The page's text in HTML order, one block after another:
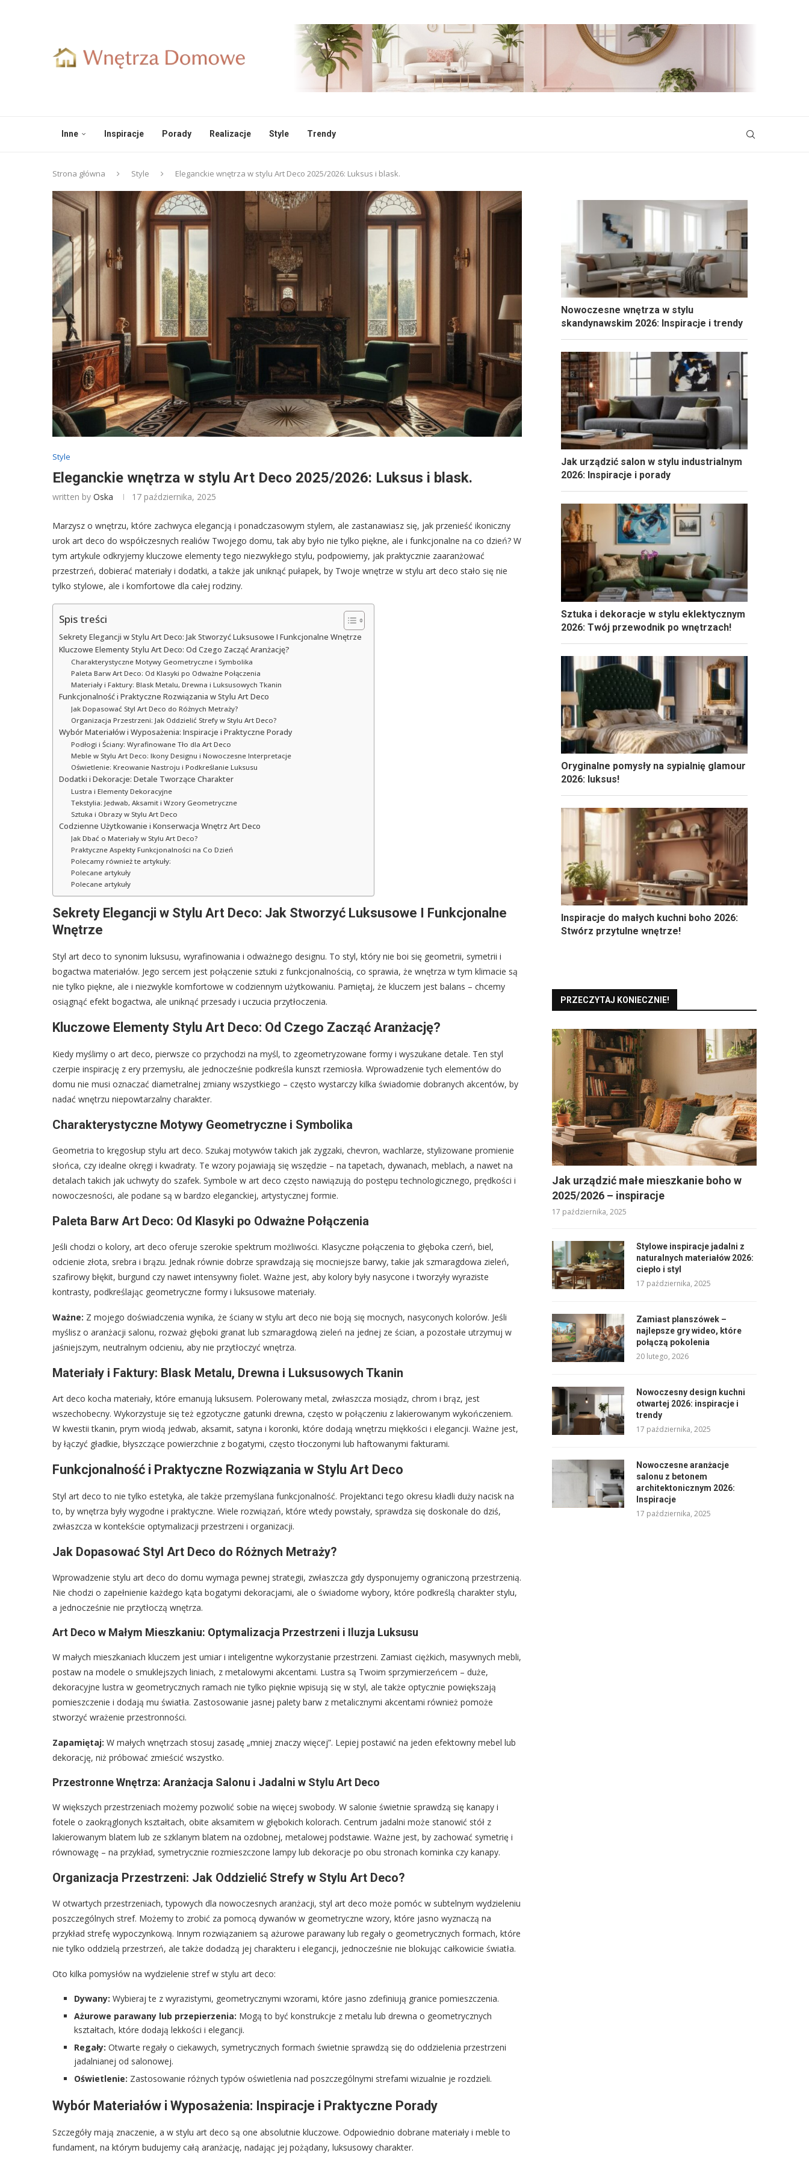
Inne Inspiracje Porady Realizacje Style Trendy
Strona główna Style Eleganckie wnętrza w stylu Art Deco 2025/2026: Luksus i blask.
Style
Eleganckie wnętrza w stylu Art Deco 2025/2026: Luksus i blask.
written by Oska 17 października, 2025
Marzysz o wnętrzu, które zachwyca elegancją i ponadczasowym stylem, ale zastanawiasz się, jak przenieść ikoniczny
urok art deco do współczesnych realiów Twojego domu, tak aby było nie tylko piękne, ale i funkcjonalne na co dzień? W
tym artykule odkryjemy kluczowe elementy tego niezwykłego stylu, podpowiemy, jak praktycznie zaaranżować
przestrzeń, dobierać materiały i dodatki, a także jak uniknąć pułapek, by Twoje wnętrze w stylu art deco stało się nie
tylko stylowe, ale i komfortowe dla całej rodziny.
Spis treści
Sekrety Elegancji w Stylu Art Deco: Jak Stworzyć Luksusowe I Funkcjonalne Wnętrze
Kluczowe Elementy Stylu Art Deco: Od Czego Zacząć Aranżację?
Charakterystyczne Motywy Geometryczne i Symbolika
Paleta Barw Art Deco: Od Klasyki po Odważne Połączenia
Materiały i Faktury: Blask Metalu, Drewna i Luksusowych Tkanin
Funkcjonalność i Praktyczne Rozwiązania w Stylu Art Deco
Jak Dopasować Styl Art Deco do Różnych Metraży?
Organizacja Przestrzeni: Jak Oddzielić Strefy w Stylu Art Deco?
Wybór Materiałów i Wyposażenia: Inspiracje i Praktyczne Porady
Podłogi i Ściany: Wyrafinowane Tło dla Art Deco
Meble w Stylu Art Deco: Ikony Designu i Nowoczesne Interpretacje
Oświetlenie: Kreowanie Nastroju i Podkreślanie Luksusu
Dodatki i Dekoracje: Detale Tworzące Charakter
Lustra i Elementy Dekoracyjne
Tekstylia: Jedwab, Aksamit i Wzory Geometryczne
Sztuka i Obrazy w Stylu Art Deco
Codzienne Użytkowanie i Konserwacja Wnętrz Art Deco
Jak Dbać o Materiały w Stylu Art Deco?
Praktyczne Aspekty Funkcjonalności na Co Dzień
Polecamy również te artykuły:
Polecane artykuły
Polecane artykuły
Sekrety Elegancji w Stylu Art Deco: Jak Stworzyć Luksusowe I Funkcjonalne
Wnętrze
Styl art deco to synonim luksusu, wyrafinowania i odważnego designu. To styl, który nie boi się geometrii, symetrii i
bogactwa materiałów. Jego sercem jest połączenie sztuki z funkcjonalnością, co sprawia, że wnętrza w tym klimacie są
nie tylko piękne, ale i niezwykle komfortowe w codziennym użytkowaniu. Pamiętaj, że kluczem jest balans – chcemy
osiągnąć efekt bogactwa, ale uniknąć przesady i uczucia przytłoczenia.
Kluczowe Elementy Stylu Art Deco: Od Czego Zacząć Aranżację?
Kiedy myślimy o art deco, pierwsze co przychodzi na myśl, to zgeometryzowane formy i wyszukane detale. Ten styl
czerpie inspirację z ery przemysłu, ale jednocześnie podkreśla kunszt rzemiosła. Wprowadzenie tych elementów do
domu nie musi oznaczać diametralnej zmiany wszystkiego – często wystarczy kilka świadomie dobranych akcentów, by
nadać wnętrzu niepowtarzalny charakter.
Charakterystyczne Motywy Geometryczne i Symbolika
Geometria to kręgosłup stylu art deco. Szukaj motywów takich jak zygzaki, chevron, wachlarze, stylizowane promienie
słońca, czy idealne okręgi i kwadraty. Te wzory pojawiają się wszędzie – na tapetach, dywanach, meblach, a nawet na
detalach takich jak uchwyty do szafek. Symbole w art deco często nawiązują do postępu technologicznego, prędkości i
nowoczesności, ale podane są w bardzo eleganckiej, artystycznej formie.
Paleta Barw Art Deco: Od Klasyki po Odważne Połączenia
Jeśli chodzi o kolory, art deco oferuje szerokie spektrum możliwości. Klasyczne połączenia to głęboka czerń, biel,
odcienie złota, srebra i brązu. Jednak równie dobrze sprawdzają się mocniejsze barwy, takie jak szmaragdowa zieleń,
szafirowy błękit, burgund czy nawet intensywny fiolet. Ważne jest, aby kolory były nasycone i tworzyły wyraziste
kontrasty, podkreślając geometryczne formy i luksusowe materiały.
Ważne: Z mojego doświadczenia wynika, że ściany w stylu art deco nie boją się mocnych, nasyconych kolorów. Jeśli
myślisz o aranżacji salonu, rozważ głęboki granat lub szmaragdową zieleń na jednej ze ścian, a pozostałe utrzymuj w
jaśniejszym, neutralnym odcieniu, aby nie przytłoczyć wnętrza.
Materiały i Faktury: Blask Metalu, Drewna i Luksusowych Tkanin
Art deco kocha materiały, które emanują luksusem. Polerowany metal, zwłaszcza mosiądz, chrom i brąz, jest
wszechobecny. Wykorzystuje się też egzotyczne gatunki drewna, często w połączeniu z lakierowanym wykończeniem.
W kwestii tkanin, prym wiodą jedwab, aksamit, satyna i koronki, które dodają wnętrzu miękkości i elegancji. Ważne jest,
by łączyć gładkie, błyszczące powierzchnie z bogatymi, często tłoczonymi lub haftowanymi fakturami.
Funkcjonalność i Praktyczne Rozwiązania w Stylu Art Deco
Styl art deco to nie tylko estetyka, ale także przemyślana funkcjonalność. Projektanci tego okresu kładli duży nacisk na
to, by wnętrza były wygodne i praktyczne. Wiele rozwiązań, które wtedy powstały, sprawdza się doskonale do dziś,
zwłaszcza w kontekście optymalizacji przestrzeni i organizacji.
Jak Dopasować Styl Art Deco do Różnych Metraży?
Wprowadzenie stylu art deco do domu wymaga pewnej strategii, zwłaszcza gdy dysponujemy ograniczoną przestrzenią.
Nie chodzi o zapełnienie każdego kąta bogatymi dekoracjami, ale o świadome wybory, które podkreślą charakter stylu,
a jednocześnie nie przytłoczą wnętrza.
Art Deco w Małym Mieszkaniu: Optymalizacja Przestrzeni i Iluzja Luksusu
W małych mieszkaniach kluczem jest umiar i inteligentne wykorzystanie przestrzeni. Zamiast ciężkich, masywnych mebli,
postaw na modele o smuklejszych liniach, z metalowymi akcentami. Lustra są Twoim sprzymierzeńcem – duże,
dekoracyjne lustra w geometrycznych ramach nie tylko pięknie wpisują się w styl, ale także optycznie powiększają
pomieszczenie i dodają mu światła. Zastosowanie jasnej palety barw z metalicznymi akcentami również pomoże
stworzyć wrażenie przestronności.
Zapamiętaj: W małych wnętrzach stosuj zasadę „mniej znaczy więcej”. Lepiej postawić na jeden efektowny mebel lub
dekorację, niż próbować zmieścić wszystko.
Przestronne Wnętrza: Aranżacja Salonu i Jadalni w Stylu Art Deco
W większych przestrzeniach możemy pozwolić sobie na więcej swobody. W salonie świetnie sprawdzą się kanapy i
fotele o zaokrąglonych kształtach, obite aksamitem w głębokich kolorach. Centrum jadalni może stanowić stół z
lakierowanym blatem lub ze szklanym blatem na ozdobnej, metalowej podstawie. Ważne jest, by zachować symetrię i
równowagę – na przykład, symetrycznie rozmieszczone lampy lub dekoracje po obu stronach kominka czy kanapy.
Organizacja Przestrzeni: Jak Oddzielić Strefy w Stylu Art Deco?
W otwartych przestrzeniach, typowych dla nowoczesnych aranżacji, styl art deco może pomóc w subtelnym wydzieleniu
poszczególnych stref. Możemy to zrobić za pomocą dywanów w geometryczne wzory, które jasno wyznaczą na
przykład strefę wypoczynkową. Innym rozwiązaniem są ażurowe parawany lub regały o geometrycznych formach, które
nie tylko oddzielą przestrzeń, ale także dodadzą jej charakteru i elegancji, jednocześnie nie blokując całkowicie światła.
Oto kilka pomysłów na wydzielenie stref w stylu art deco:
Dywany: Wybieraj te z wyrazistymi, geometrycznymi wzorami, które jasno zdefiniują granice pomieszczenia.
Ażurowe parawany lub przepierzenia: Mogą to być konstrukcje z metalu lub drewna o geometrycznych
kształtach, które dodają lekkości i elegancji.
Regały: Otwarte regały o ciekawych, symetrycznych formach świetnie sprawdzą się do oddzielenia przestrzeni
jadalnianej od salonowej.
Oświetlenie: Zastosowanie różnych typów oświetlenia nad poszczególnymi strefami wizualnie je rozdzieli.
Wybór Materiałów i Wyposażenia: Inspiracje i Praktyczne Porady
Szczegóły mają znaczenie, a w stylu art deco są one absolutnie kluczowe. Odpowiednio dobrane materiały i meble to
fundament, na którym budujemy całą aranżację, nadając jej pożądany, luksusowy charakter.
Nowoczesne wnętrza w stylu
skandynawskim 2026: Inspiracje i trendy
Jak urządzić salon w stylu industrialnym
2026: Inspiracje i porady
Sztuka i dekoracje w stylu eklektycznym
2026: Twój przewodnik po wnętrzach!
Oryginalne pomysły na sypialnię glamour
2026: luksus!
Inspiracje do małych kuchni boho 2026:
Stwórz przytulne wnętrze!
PRZECZYTAJ KONIECZNIE!
Jak urządzić małe mieszkanie boho w
2025/2026 – inspiracje
17 października, 2025
Stylowe inspiracje jadalni z
naturalnych materiałów 2026:
ciepło i styl
17 października, 2025
Zamiast planszówek –
najlepsze gry wideo, które
połączą pokolenia
20 lutego, 2026
Nowoczesny design kuchni
otwartej 2026: inspiracje i
trendy
17 października, 2025
Nowoczesne aranżacje
salonu z betonem
architektonicznym 2026:
Inspiracje
17 października, 2025